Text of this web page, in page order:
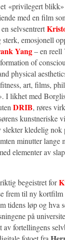
«privilegert
med en film
selvsentrert
emosjonell
Yang– en reell
of
physical
art, films,
I likhet med
DRIB, røres
kunstneriske
slekter kledelig nok
minutter lange
elementer av
begeistret for
frem til ny kortfilm
tidens løp og hva
på
av fortellingens